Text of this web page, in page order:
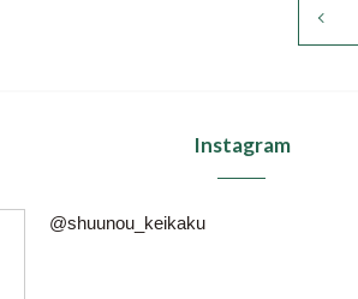
Instagram
@shuunou_keikaku